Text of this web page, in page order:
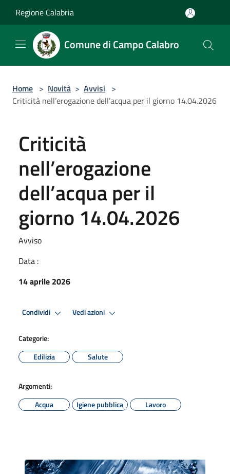
Regione Calabria
Comune di Campo Calabro
Home > Novità > Avvisi >
Criticità nell’erogazione dell’acqua per il giorno 14.04.2026
Criticità
nell’erogazione
dell’acqua per il
giorno 14.04.2026
Avviso
Data :
14 aprile 2026
Condividi Vedi azioni
Categorie:
Edilizia
Salute
Argomenti:
Acqua
Igiene pubblica Lavoro